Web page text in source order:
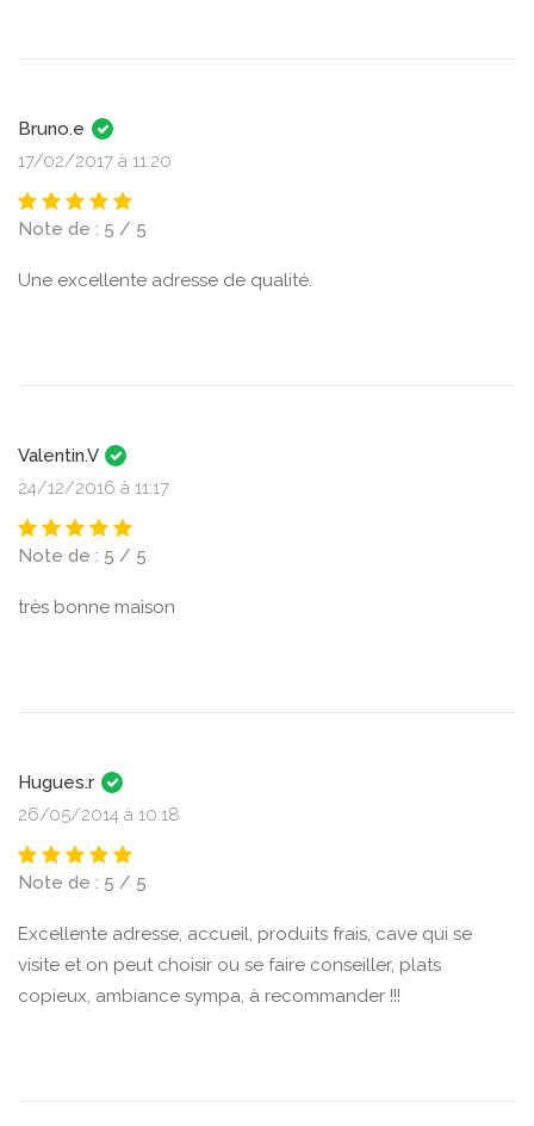
Bruno.e
17/02/2017 à 11:20
Note de : 5 / 5
Une excellente adresse de qualité.
Valentin.V
24/12/2016 à 11:17
Note de : 5 / 5
très bonne maison
Hugues.r
26/05/2014 à 10:18
Note de : 5 / 5
Excellente adresse, accueil, produits frais, cave qui se
visite et on peut choisir ou se faire conseiller, plats
copieux, ambiance sympa, à recommander !!!